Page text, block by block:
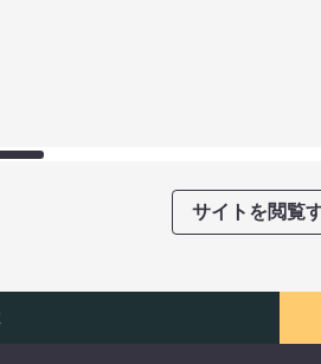
サイトを閲覧